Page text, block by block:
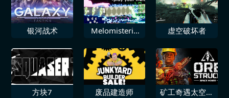
银河战术
Melomisterio
虚空破坏者
方块7 废品建造师
矿工奇遇太空采